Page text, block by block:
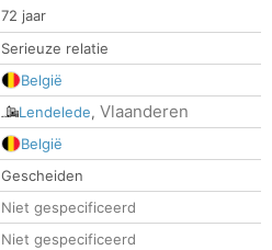
72 jaar
Serieuze relatie
België
Lendelede, Vlaanderen
België
Gescheiden
Niet gespecificeerd
Niet gespecificeerd